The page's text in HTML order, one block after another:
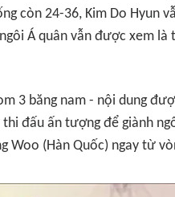
còn 24-36, Kim Do Hyun
Á quân vẫn được xem
3 băng nam - nội dung
đấu ấn tượng để giành
Woo (Hàn Quốc) ngay từ